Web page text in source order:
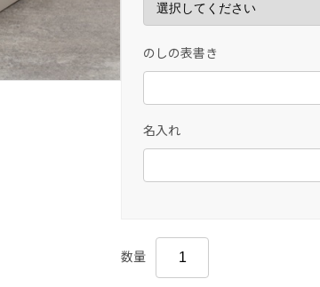
のしの表書き
名入れ
数量